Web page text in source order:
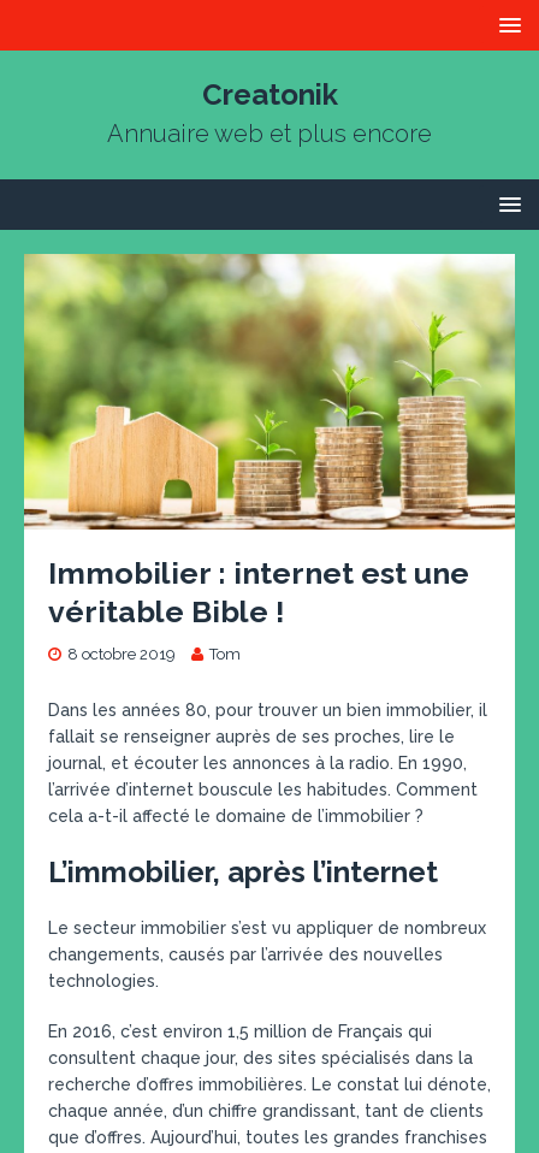
Creatonik
Annuaire web et plus encore
Immobilier : internet est une
véritable Bible !
8 octobre 2019 Tom
Dans les années 80, pour trouver un bien immobilier, il
fallait se renseigner auprès de ses proches, lire le
journal, et écouter les annonces à la radio. En 1990,
l’arrivée d’internet bouscule les habitudes. Comment
cela a-t-il affecté le domaine de l’immobilier ?
L’immobilier, après l’internet
Le secteur immobilier s’est vu appliquer de nombreux
changements, causés par l’arrivée des nouvelles
technologies.
En 2016, c’est environ 1,5 million de Français qui
consultent chaque jour, des sites spécialisés dans la
recherche d’offres immobilières. Le constat lui dénote,
chaque année, d’un chiffre grandissant, tant de clients
que d’offres. Aujourd’hui, toutes les grandes franchises